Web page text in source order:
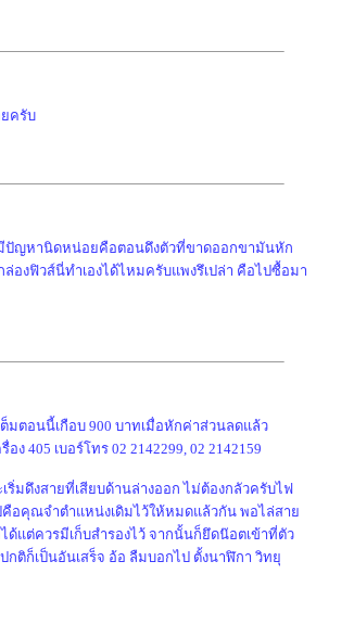
ยครับ
มีปัญหานิดหน่อยคือตอนดึงตัวที่ขาดออกขามันหัก
องฟิวส์นี่ทำเองได้ไหมครับแพงรึเปล่า คือไปซื้อมา
มตอนนี้เกือบ 900 บาทเมื่อหักค่าส่วนลดแล้ว
405 เบอร์โทร 02 2142299, 02 2142159
มดึงสายที่เสียบด้านล่างออก ไม่ต้องกลัวครับไฟ
อคุณจำตำแหน่งเดิมไว้ให้หมดแล้วกัน พอไล่สาย
ด้แต่ควรมีเก็บสำรองไว้ จากนั้นก็ยึดน๊อตเข้าที่ตัว
ติก็เป็นอันเสร็จ อ้อ ลืมบอกไป ตั้งนาฬิกา วิทยุ